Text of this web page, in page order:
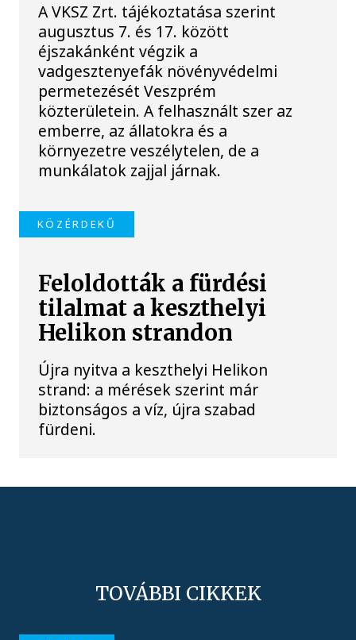
A VKSZ Zrt. tájékoztatása szerint
augusztus 7. és 17. között
éjszakánként végzik a
vadgesztenyefák növényvédelmi
permetezését Veszprém
közterületein. A felhasznált szer az
emberre, az állatokra és a
környezetre veszélytelen, de a
munkálatok zajjal járnak.
KÖZÉRDEKŰ
Feloldották a fürdési
tilalmat a keszthelyi
Helikon strandon
Újra nyitva a keszthelyi Helikon
strand: a mérések szerint már
biztonságos a víz, újra szabad
fürdeni.
TOVÁBBI CIKKEK